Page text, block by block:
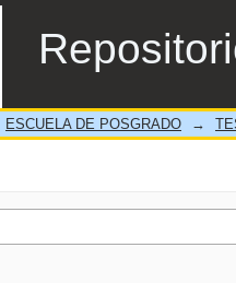
ESCUELA DE POSGRADO →